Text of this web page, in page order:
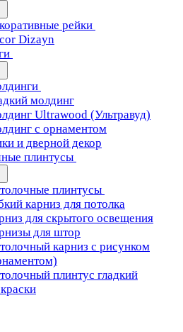
рейки
Dizayn
молдинг
Ultrawood (Ультравуд)
с орнаментом
и дверной декор
плинтусы
плинтусы
карниз для потолка
для скрытого освещения
для штор
карниз с рисунком
плинтус гладкий